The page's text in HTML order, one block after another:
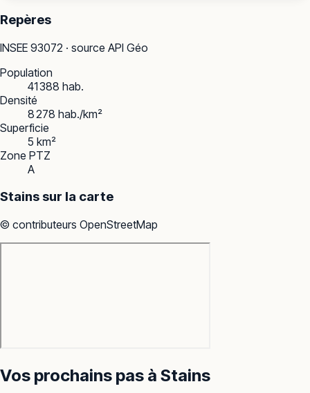
Repères
INSEE 93072 · source API Géo
Population
41 388 hab.
Densité
8 278 hab./km²
Superficie
5 km²
Zone PTZ
A
Stains sur la carte
© contributeurs OpenStreetMap
Vos prochains pas à Stains